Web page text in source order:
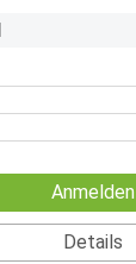
Anmelden
Details